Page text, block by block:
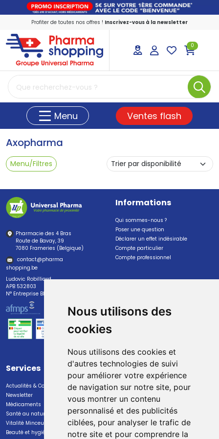
Nous utilisons des
cookies
Nous utilisons des cookies et
d'autres technologies de suivi
pour améliorer votre expérience
de navigation sur notre site, pour
vous montrer un contenu
personnalisé et des publicités
ciblées, pour analyser le trafic de
notre site et pour comprendre la
Profiter de toutes nos offres ! Inscrivez-vous à la newsletter
PharmaShopping Votre pharmacie en
0
Menu Ventes flash
Axopharma
Menu/Filtres
Pharmacie des 4 Bras
Route de Bavay, 39
7080 Frameries (Belgique)
contact@pharma
shopping.be
Ludovic Robilliard
APB 532803
N° Entreprise BE0447.382.113
Informations
Qui sommes-nous ?
Poser une question
Déclarer un effet indésirable
Compte particulier
Compte professionnel
Services
Actualités & Conseils
Newsletter
Médicaments
Santé au naturel
Vitalité Minceur Nutrition
Beauté et hygiène
Paiement
Paiement sécurisé